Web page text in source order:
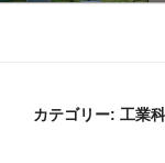
カテゴリー: 工業